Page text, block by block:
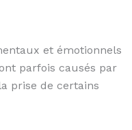
et émotionnels
parfois causés par
prise de certains